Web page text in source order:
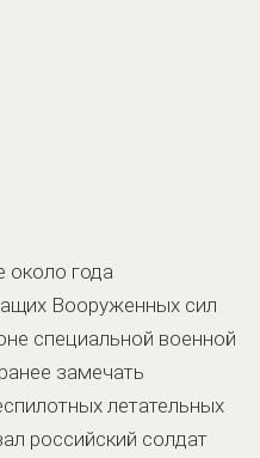
около года
Вооруженных сил
специальной военной
замечать
летательных
российский солдат